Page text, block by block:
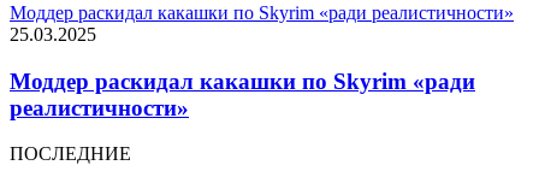
Моддер раскидал какашки по Skyrim «ради реалистичности»
25.03.2025
Моддер раскидал какашки по Skyrim «ради
реалистичности»
ПОСЛЕДНИЕ